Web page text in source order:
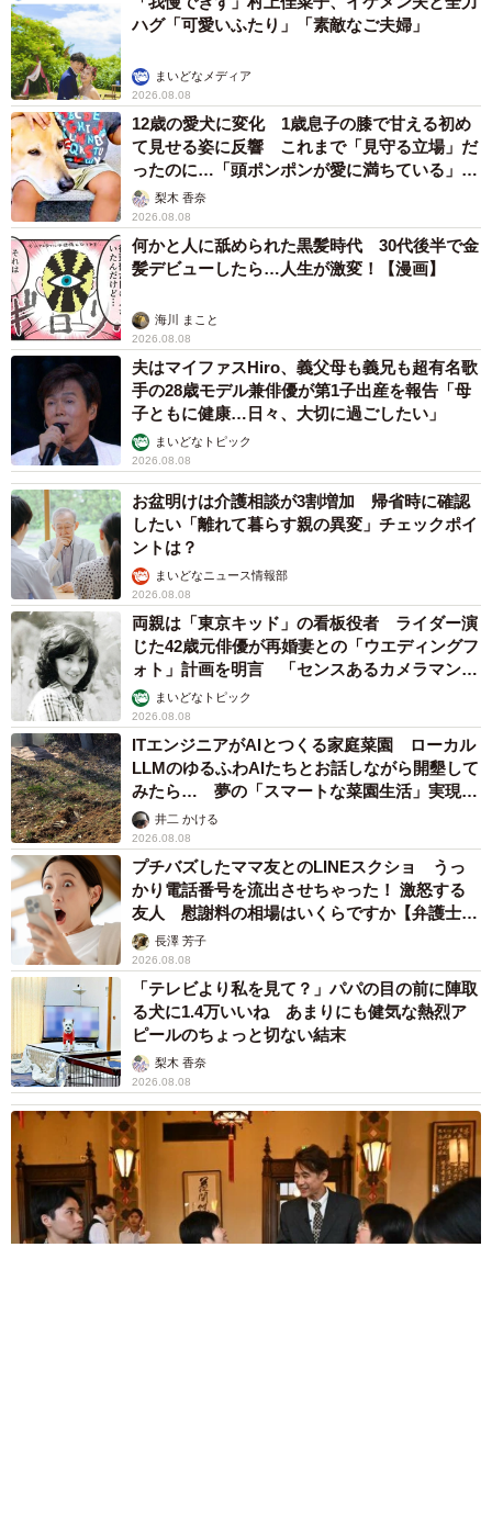
ハグ「可愛いふたり」「素敵なご夫婦」
まいどなメディア
2026.08.08
12歳の愛犬に変化 1歳息子の膝で甘える初め
て見せる姿に反響 これまで「見守る立場」だ
ったのに…「頭ポンポンが愛に満ちている」
「尊…」
梨木 香奈
2026.08.08
何かと人に舐められた黒髪時代 30代後半で金
髪デビューしたら…人生が激変！【漫画】
海川 まこと
2026.08.08
夫はマイファスHiro、義父母も義兄も超有名歌
手の28歳モデル兼俳優が第1子出産を報告「母
子ともに健康…日々、大切に過ごしたい」
まいどなトピック
2026.08.08
お盆明けは介護相談が3割増加 帰省時に確認
したい「離れて暮らす親の異変」チェックポイ
ントは？
まいどなニュース情報部
2026.08.08
両親は「東京キッド」の看板役者 ライダー演
じた42歳元俳優が再婚妻との「ウエディングフ
ォト」計画を明言 「センスあるカメラマン求
む」まいどなトピック
2026.08.08
ITエンジニアがAIとつくる家庭菜園 ローカル
LLMのゆるふわAIたちとお話しながら開墾して
みたら… 夢の「スマートな菜園生活」実現な
るか井二 かける
2026.08.08
プチバズしたママ友とのLINEスクショ うっ
かり電話番号を流出させちゃった！ 激怒する
友人 慰謝料の相場はいくらですか【弁護士が
解説】長澤 芳子
2026.08.08
「テレビより私を見て？」パパの目の前に陣取
る犬に1.4万いいね あまりにも健気な熱烈ア
ピールのちょっと切ない結末
梨木 香奈
2026.08.08